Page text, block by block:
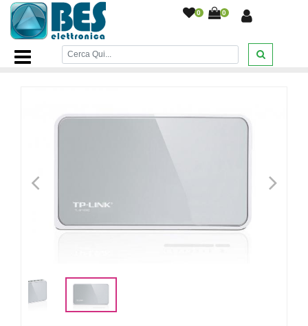
0 0
Home Page/INFORMATICA
Switch Tp-Link
8 Porte Lan RJ45 10/100 MBPS TL-SF1008D
< >